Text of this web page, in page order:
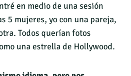
en medio de una sesión
5 mujeres, yo con una pareja,
Todos querían fotos
una estrella de Hollywood.